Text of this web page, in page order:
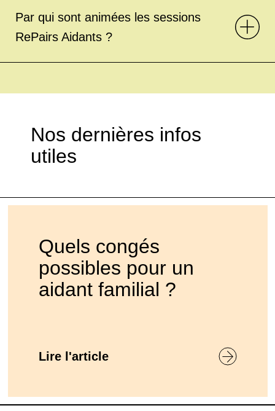
Par qui sont animées les sessions
RePairs Aidants ?
Nos dernières infos
utiles
Quels congés
possibles pour un
aidant familial ?
Lire l'article